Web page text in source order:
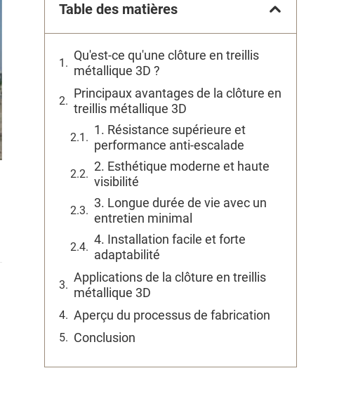
Table des matières
Qu'est-ce qu'une clôture en treillis
métallique 3D ?
Principaux avantages de la clôture en
treillis métallique 3D
1. Résistance supérieure et
performance anti-escalade
2. Esthétique moderne et haute
visibilité
3. Longue durée de vie avec un
entretien minimal
4. Installation facile et forte
adaptabilité
Applications de la clôture en treillis
métallique 3D
Aperçu du processus de fabrication
Conclusion